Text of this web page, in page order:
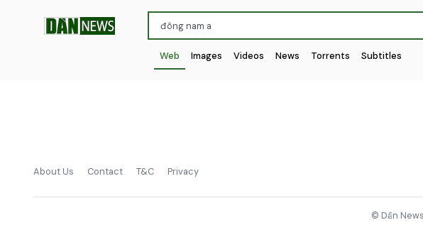
Web Images Videos News Torrents Subtitles
About Us Contact T&C Privacy
© Dân